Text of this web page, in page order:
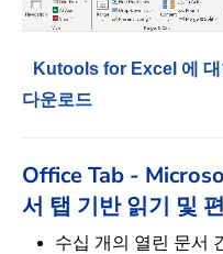
Kutools for Excel 에 대
다운로드
Office Tab -
서 탭 기반 읽기 및
수십 개의 열린 문서